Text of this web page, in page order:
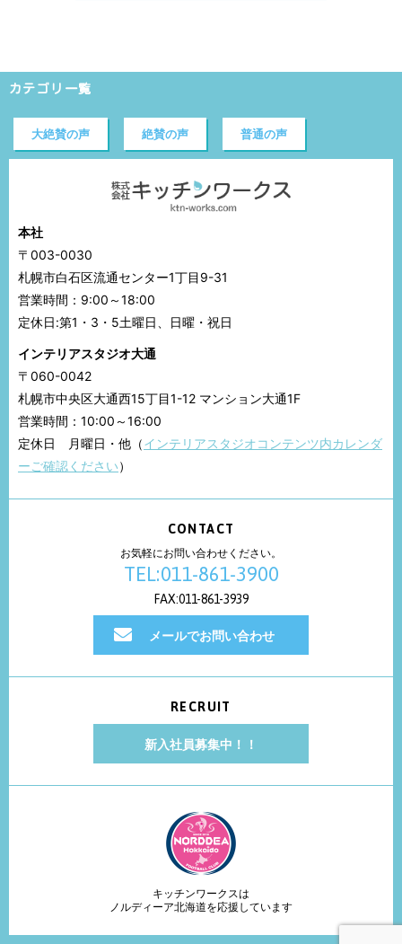
カテゴリ一覧
大絶賛の声 絶賛の声 普通の声
本社
〒003-0030
札幌市白石区流通センター1丁目9-31
営業時間：9:00～18:00
定休日:第1・3・5土曜日、日曜・祝日
インテリアスタジオ大通
〒060-0042
札幌市中央区大通西15丁目1-12 マンション大通1F
営業時間：10:00～16:00
定休日 月曜日・他（インテリアスタジオコンテンツ内カレンダ
ーご確認ください）
CONTACT
お気軽にお問い合わせください。
TEL:011-861-3900
FAX:011-861-3939
メールでお問い合わせ
RECRUIT
新入社員募集中！！
キッチンワークスは
ノルディーア北海道を応援しています